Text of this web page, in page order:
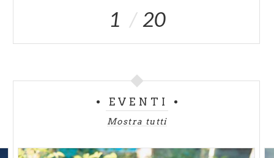
1 20
EVENTI
Mostra tutti